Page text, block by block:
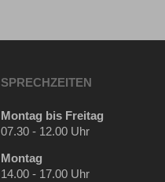
SPRECHZEITEN
Montag bis Freitag
07.30 - 12.00 Uhr
Montag
14.00 - 17.00 Uhr